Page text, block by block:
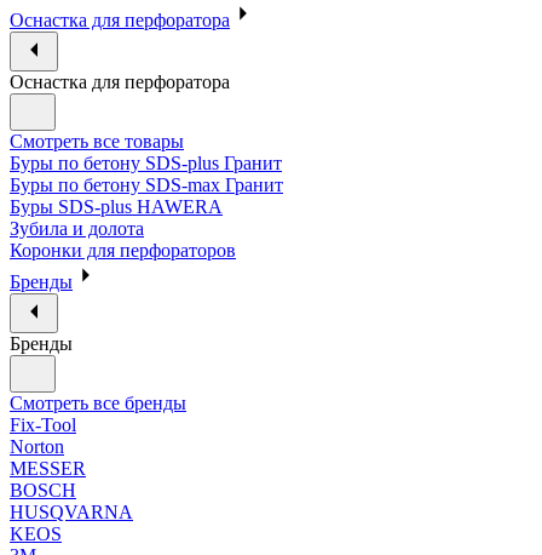
Оснастка для перфоратора
Оснастка для перфоратора
Смотреть все товары
Буры по бетону SDS-plus Гранит
Буры по бетону SDS-max Гранит
Буры SDS-plus HAWERA
Зубила и долота
Коронки для перфораторов
Бренды
Бренды
Смотреть все бренды
Fix-Tool
Norton
MESSER
BOSCH
HUSQVARNA
KEOS